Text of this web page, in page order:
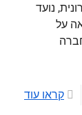
נועד
על
קראו עוד